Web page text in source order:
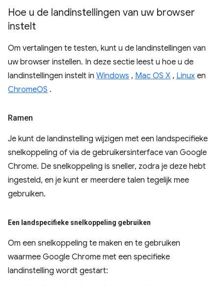
Hoe u de landinstellingen van uw browser
instelt
Om vertalingen te testen, kunt u de landinstellingen van
uw browser instellen. In deze sectie leest u hoe u de
landinstellingen instelt in Windows , Mac OS X , Linux en
ChromeOS .
Ramen
Je kunt de landinstelling wijzigen met een landspecifieke
snelkoppeling of via de gebruikersinterface van Google
Chrome. De snelkoppeling is sneller, zodra je deze hebt
ingesteld, en je kunt er meerdere talen tegelijk mee
gebruiken.
Een landspecifieke snelkoppeling gebruiken
Om een snelkoppeling te maken en te gebruiken
waarmee Google Chrome met een specifieke
landinstelling wordt gestart: